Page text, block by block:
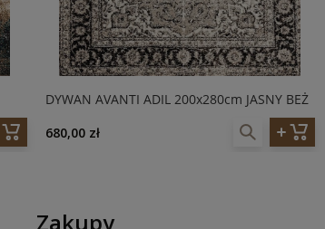
DYWAN AVANTI ADIL 200x280cm JASNY BEŻ
680,00 zł
Zakupy